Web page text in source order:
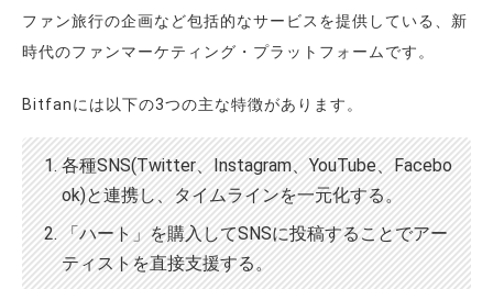
ファン旅行の企画など包括的なサービスを提供している、新
時代のファンマーケティング・プラットフォームです。
Bitfanには以下の3つの主な特徴があります。
各種SNS(Twitter、Instagram、YouTube、Facebo
ok)と連携し、タイムラインを一元化する。
「ハート」を購入してSNSに投稿することでアー
ティストを直接支援する。